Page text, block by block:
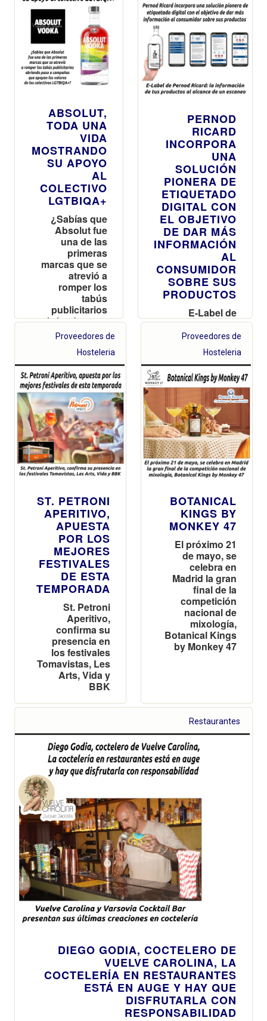
España
ABSOLUT,
TODA UNA
VIDA
MOSTRANDO
SU APOYO
AL
COLECTIVO
LGTBIQA+
¿Sabí­as que
Absolut fue
una de las
primeras
marcas que se
atrevió a
romper los
tabús
publicitarios
abriendo paso
a campañas
que apoyan los
valores de los
colectivos
LGTBIQA+?
PERNOD
RICARD
INCORPORA
UNA
SOLUCIÓN
PIONERA DE
ETIQUETADO
DIGITAL CON
EL OBJETIVO
DE DAR MÁS
INFORMACIÓN
AL
CONSUMIDOR
SOBRE SUS
PRODUCTOS
E-Label de
Pernod Ricard:
la información
de tus
productos al
alcance de un
escaneo
Proveedores de
Hosteleria
ST. PETRONI
APERITIVO,
APUESTA
POR LOS
MEJORES
FESTIVALES
DE ESTA
TEMPORADA
St. Petroni
Aperitivo,
confirma su
presencia en
los festivales
Tomavistas, Les
Arts, Vida y
BBK
Proveedores de
Hosteleria
BOTANICAL
KINGS BY
MONKEY 47
El próximo 21
de mayo, se
celebra en
Madrid la gran
final de la
competición
nacional de
mixología,
Botanical Kings
by Monkey 47
Restaurantes
DIEGO GODIA, COCTELERO DE
VUELVE CAROLINA, LA
COCTELERÍA EN RESTAURANTES
ESTÁ EN AUGE Y HAY QUE
DISFRUTARLA CON
RESPONSABILIDAD